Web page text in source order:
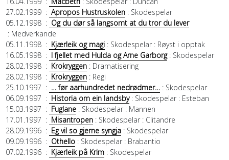
27.02.1999: Apropos Hustruskolen: Skodespelar
05.12.1998: Og du dør så langsomt at du tror du lever
: Medverkande
05.11.1998: Kjærleik og magi: Skodespelar: Røyst i opptak
16.05.1998: I fjellet med Hulda og Arne Garborg: Skodespelar
28.02.1998: Krokryggen: Dramatisering
28.02.1998: Krokryggen: Regi
25.10.1997 : … før aarhundredet nedrødmer…: Skodespelar
06.09.1997 : Historia om ein landsby: Skodespelar: Esteban
15.03.1997 : Fuglane: Skodespelar: Mannen
17.01.1997 : Misantropen: Skodespelar: Clitandre
28.09.1996: Eg vil so gjerne syngja: Skodespelar
09.09.1996: Othello: Skodespelar: Brabantio
07.02.1996: Kjærleik på Krim: Skodespelar